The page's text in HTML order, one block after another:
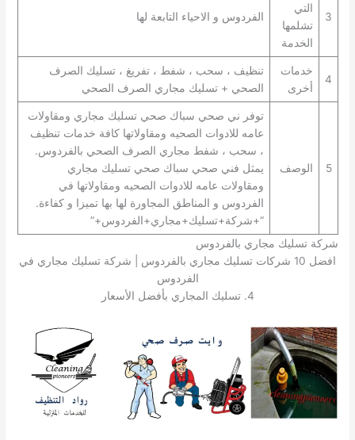
3
التي
تشلمها
الخدمة
الفردوس و الاحياء التابعة لها
4
خدمات
أخرى
تنظيف ، سحب ، شفط ، تفريغ ، تسليك الصرف
الصحي + تسليك مجاري الصرف الصحي
5 الوصف
توفر ني صحي سباك صحي تسليك مجاري ومقاولات
عامه للادوات الصحيه ومقاولاتها كافة خدمات تنظيف
، سحب ، شفط مجاري الصرف الصحي بالفردوس.
يمثل فني صحي سباك صحي تسليك مجاري
ومقاولات عامه للادوات الصحيه ومقاولاتها في
الفردوس و المناطق المجاورة لها بها تميزا و كفاءة.
“+شركة+تسليك+مجاري+الفردوس+”
شركة تسليك مجاري بالفردوس
افضل 10 شركات تسليك مجاري بالفردوس | شركة تسليك مجاري في
الفردوس
4. تسليك المجاري بأفضل الأسعار